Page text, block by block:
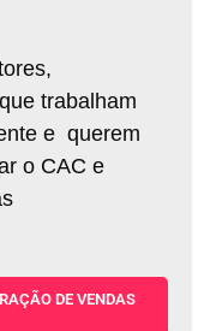
trabalham
e querem
o CAC e
DE VENDAS